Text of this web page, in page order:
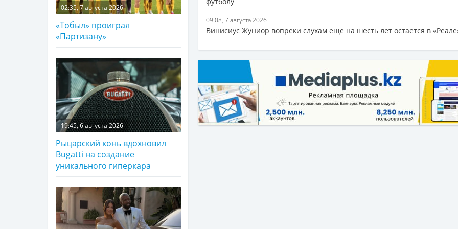
09:08, 7 августа 2026
Винисиус Жуниор вопреки слухам еще на шесть лет остается в
02:35, 7 августа 2026
«Тобыл» проиграл
«Партизану»
19:45, 6 августа 2026
Рыцарский конь вдохновил
Bugatti на создание
уникального гиперкара